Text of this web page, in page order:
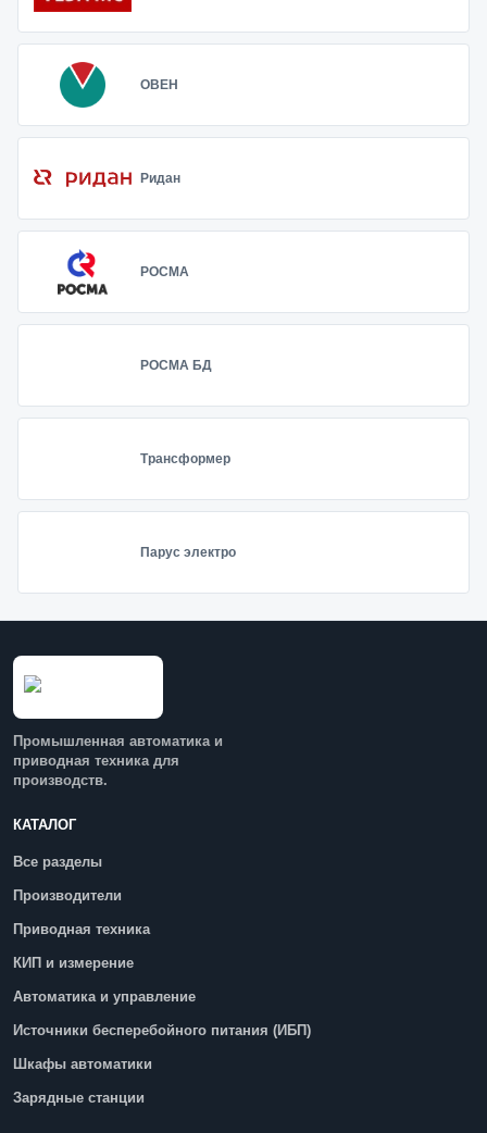
ОВЕН
Ридан
РОСМА
РОСМА БД
Трансформер
Парус электро
Промышленная автоматика и
приводная техника для
производств.
КАТАЛОГ
Все разделы
Производители
Приводная техника
КИП и измерение
Автоматика и управление
Источники бесперебойного питания (ИБП)
Шкафы автоматики
Зарядные станции